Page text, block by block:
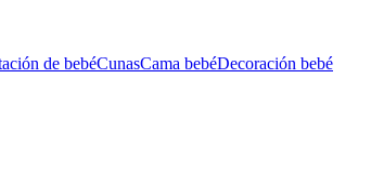
de bebéCunasCama bebéDecoración bebé